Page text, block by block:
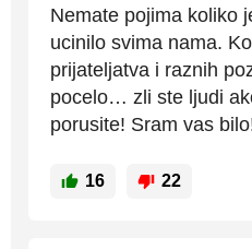
Nemate pojima koliko
ucinilo svima nama.
prijateljatva i raznih
pocelo… zli ste ljudi
porusite! Sram vas
16 22